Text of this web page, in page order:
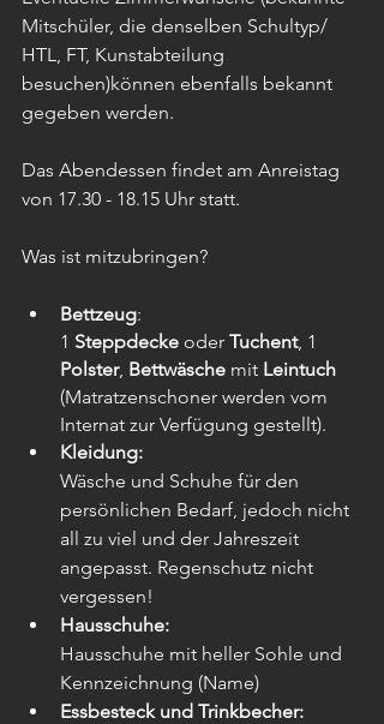
Mitschüler, die denselben Schultyp/
HTL, FT, Kunstabteilung
besuchen)können ebenfalls bekannt
gegeben werden.
Das Abendessen findet am Anreistag
von 17.30 - 18.15 Uhr statt.
Was ist mitzubringen?
Bettzeug:
1 Steppdecke oder Tuchent, 1
Polster, Bettwäsche mit Leintuch
(Matratzenschoner werden vom
Internat zur Verfügung gestellt).
Kleidung:
Wäsche und Schuhe für den
persönlichen Bedarf, jedoch nicht
all zu viel und der Jahreszeit
angepasst. Regenschutz nicht
vergessen!
Hausschuhe:
Hausschuhe mit heller Sohle und
Kennzeichnung (Name)
Essbesteck und Trinkbecher: